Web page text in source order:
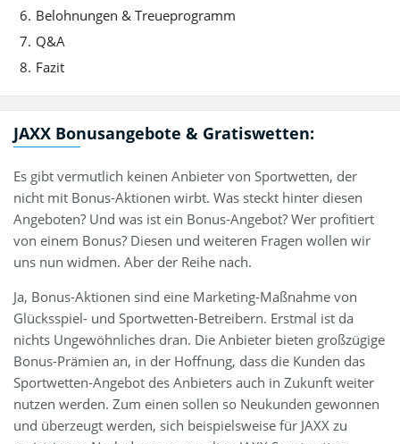
Belohnungen & Treueprogramm
Q&A
Fazit
JAXX Bonusangebote & Gratiswetten:
Es gibt vermutlich keinen Anbieter von Sportwetten, der
nicht mit Bonus-Aktionen wirbt. Was steckt hinter diesen
Angeboten? Und was ist ein Bonus-Angebot? Wer profitiert
von einem Bonus? Diesen und weiteren Fragen wollen wir
uns nun widmen. Aber der Reihe nach.
Ja, Bonus-Aktionen sind eine Marketing-Maßnahme von
Glücksspiel- und Sportwetten-Betreibern. Erstmal ist da
nichts Ungewöhnliches dran. Die Anbieter bieten großzügige
Bonus-Prämien an, in der Hoffnung, dass die Kunden das
Sportwetten-Angebot des Anbieters auch in Zukunft weiter
nutzen werden. Zum einen sollen so Neukunden gewonnen
und überzeugt werden, sich beispielsweise für JAXX zu